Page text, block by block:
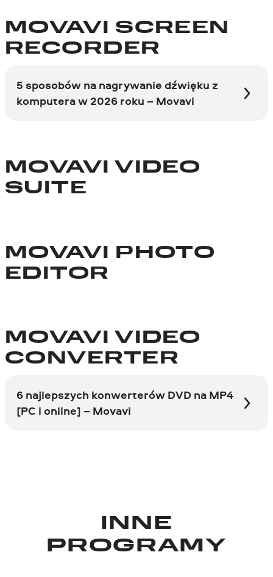
MOVAVI SCREEN
RECORDER
5 sposobów na nagrywanie dźwięku z
komputera w 2026 roku – Movavi
MOVAVI VIDEO
SUITE
MOVAVI PHOTO
EDITOR
MOVAVI VIDEO
CONVERTER
6 najlepszych konwerterów DVD na MP4
[PC i online] – Movavi
INNE
PROGRAMY